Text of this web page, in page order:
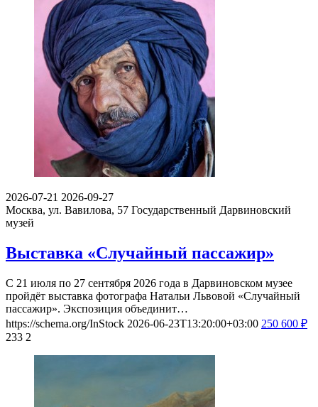
2026-07-21 2026-09-27
Москва, ул. Вавилова, 57 Государственный Дарвиновский
музей
Выставка «Случайный пассажир»
С 21 июля по 27 сентября 2026 года в Дарвиновском музее
пройдёт выставка фотографа Натальи Львовой «Случайный
пассажир». Экспозиция объединит…
https://schema.org/InStock 2026-06-23T13:20:00+03:00 250 600 ₽
233 2